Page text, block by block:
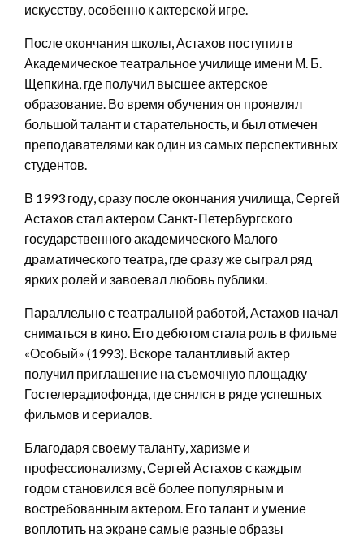
искусству, особенно к актерской игре.
После окончания школы, Астахов поступил в
Академическое театральное училище имени М. Б.
Щепкина, где получил высшее актерское
образование. Во время обучения он проявлял
большой талант и старательность, и был отмечен
преподавателями как один из самых перспективных
студентов.
В 1993 году, сразу после окончания училища, Сергей
Астахов стал актером Санкт-Петербургского
государственного академического Малого
драматического театра, где сразу же сыграл ряд
ярких ролей и завоевал любовь публики.
Параллельно с театральной работой, Астахов начал
сниматься в кино. Его дебютом стала роль в фильме
«Особый» (1993). Вскоре талантливый актер
получил приглашение на съемочную площадку
Гостелерадиофонда, где снялся в ряде успешных
фильмов и сериалов.
Благодаря своему таланту, харизме и
профессионализму, Сергей Астахов с каждым
годом становился всё более популярным и
востребованным актером. Его талант и умение
воплотить на экране самые разные образы